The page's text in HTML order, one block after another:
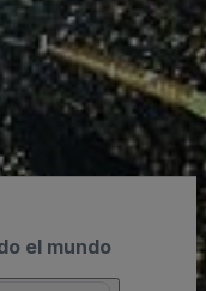
el mundo